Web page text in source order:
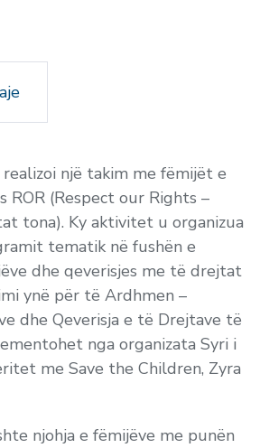
një takim me fëmijët e
(Respect our Rights –
tona). Ky aktivitet u organizua
tematik në fushën e
dhe qeverisjes me të drejtat
ynë për të Ardhmen –
dhe Qeverisja e të Drejtave të
nga organizata Syri i
me Save the Children, Zyra
njohja e fëmijëve me punën